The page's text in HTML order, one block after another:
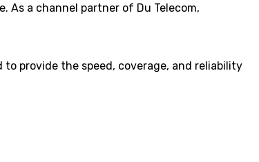
As a channel partner of Du Telecom,
provide the speed, coverage, and reliability